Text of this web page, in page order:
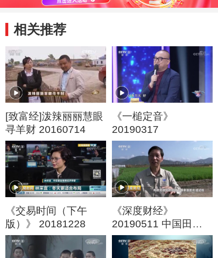
相关推荐
[致富经]泼辣丽丽慧眼
寻羊财 20160714
《一槌定音》
20190317
《交易时间（下午
版）》 20181228
《深度财经》
20190511 中国田里
中国种